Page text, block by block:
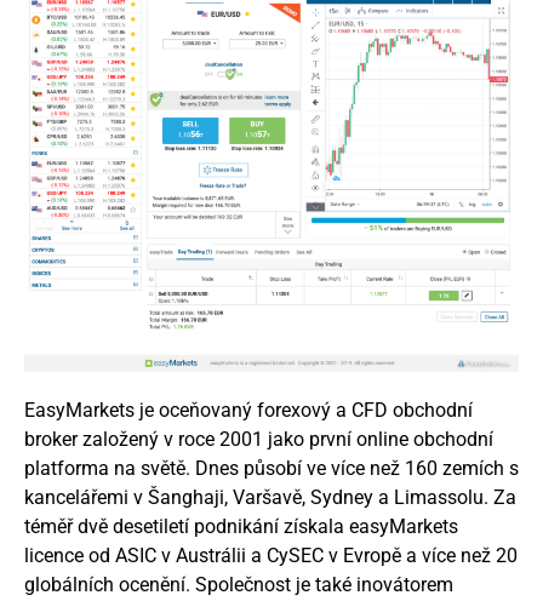
EasyMarkets je oceňovaný forexový a CFD obchodní
broker založený v roce 2001 jako první online obchodní
platforma na světě. Dnes působí ve více než 160 zemích s
kancelářemi v Šanghaji, Varšavě, Sydney a Limassolu. Za
téměř dvě desetiletí podnikání získala easyMarkets
licence od ASIC v Austrálii a CySEC v Evropě a více než 20
globálních ocenění. Společnost je také inovátorem